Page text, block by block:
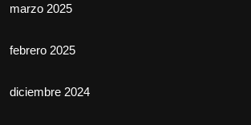
marzo 2025
febrero 2025
diciembre 2024